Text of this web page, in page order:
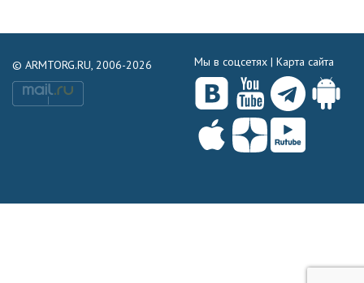
© ARMTORG.RU, 2006-2026 Мы в соцсетях | Карта сайта